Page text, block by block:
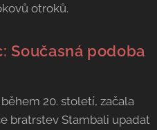
otroků.
Současná podoba
20. století, začala
bratrstev Stambali upadat